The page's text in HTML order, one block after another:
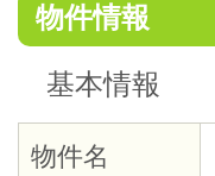
物件情報
基本情報
物件名